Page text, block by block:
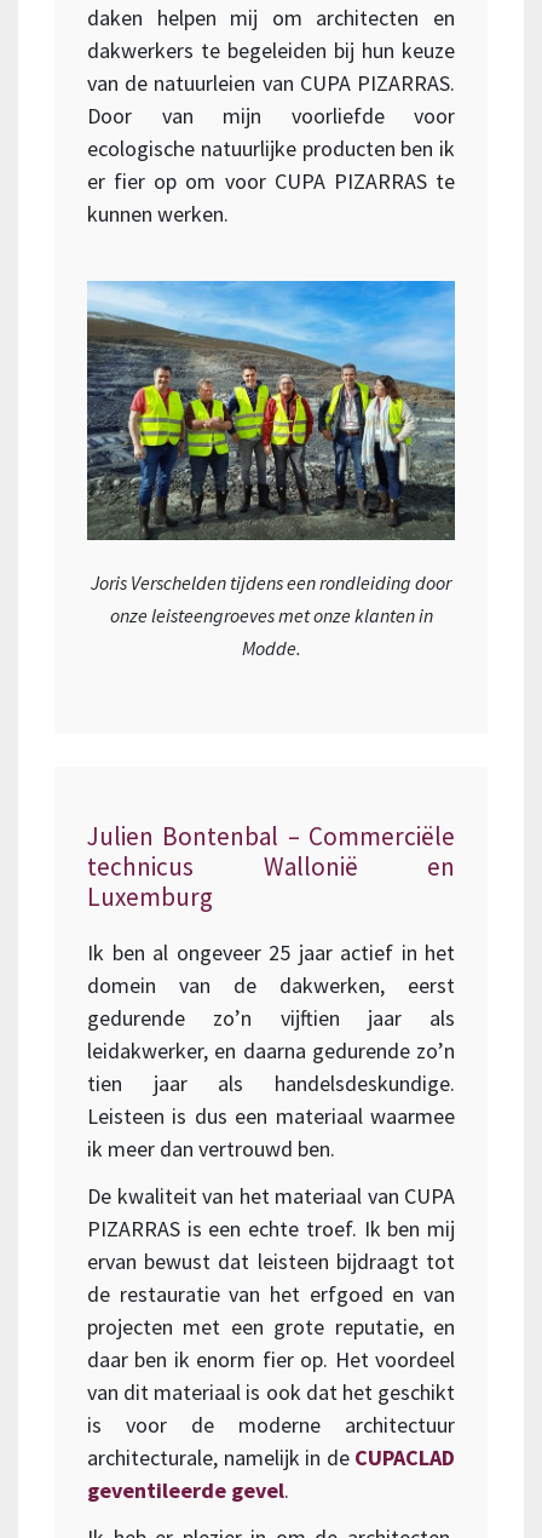
daken helpen mij om architecten en
dakwerkers te begeleiden bij hun keuze
van de natuurleien van CUPA PIZARRAS.
Door van mijn voorliefde voor
ecologische natuurlijke producten ben ik
er fier op om voor CUPA PIZARRAS te
kunnen werken.
Joris Verschelden tijdens een rondleiding door
onze leisteengroeves met onze klanten in
Modde.
Julien Bontenbal – Commerciële
technicus Wallonië en
Luxemburg
Ik ben al ongeveer 25 jaar actief in het
domein van de dakwerken, eerst
gedurende zo’n vijftien jaar als
leidakwerker, en daarna gedurende zo’n
tien jaar als handelsdeskundige.
Leisteen is dus een materiaal waarmee
ik meer dan vertrouwd ben.
De kwaliteit van het materiaal van CUPA
PIZARRAS is een echte troef. Ik ben mij
ervan bewust dat leisteen bijdraagt tot
de restauratie van het erfgoed en van
projecten met een grote reputatie, en
daar ben ik enorm fier op. Het voordeel
van dit materiaal is ook dat het geschikt
is voor de moderne architectuur
architecturale, namelijk in deCUPACLAD
geventileerde gevel.